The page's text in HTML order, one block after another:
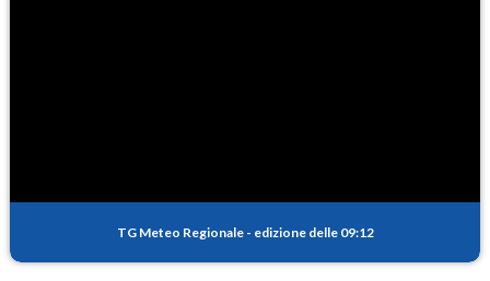
PM25
TG Meteo Regionale - edizione delle 09:12